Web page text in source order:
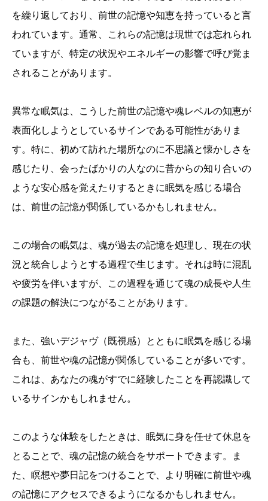
を繰り返しており、前世の記憶や知恵を持っていると言
われています。通常、これらの記憶は現世では忘れられ
ていますが、特定の状況やエネルギーの影響で呼び覚ま
されることがあります。
異常な眠気は、こうした前世の記憶や魂レベルの知恵が
表面化しようとしているサインである可能性がありま
す。特に、初めて訪れた場所なのに不思議と懐かしさを
感じたり、会ったばかりの人なのに昔からの知り合いの
ような安心感を覚えたりするときに眠気を感じる場合
は、前世の記憶が関係しているかもしれません。
この場合の眠気は、魂が過去の記憶を処理し、現在の状
況と統合しようとする過程で生じます。それは時に混乱
や疲労を伴いますが、この過程を通じて魂の成長や人生
の課題の解決につながることがあります。
また、強いデジャヴ（既視感）とともに眠気を感じる場
合も、前世や魂の記憶が関係していることが多いです。
これは、あなたの魂がすでに経験したことを再認識して
いるサインかもしれません。
このような体験をしたときは、眠気に身を任せて休息を
とることで、魂の記憶の統合をサポートできます。ま
た、瞑想や夢日記をつけることで、より明確に前世や魂
の記憶にアクセスできるようになるかもしれません。